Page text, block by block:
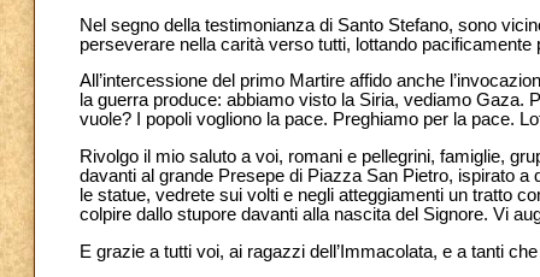
Nel segno della testimonianza di Santo Stefano, sono
perseverare nella carità verso tutti, lottando pacificamente
All’intercessione del primo Martire affido anche
la guerra produce: abbiamo visto la Siria, vediamo Gaza.
vuole? I popoli vogliono la pace. Preghiamo per la pace.
Rivolgo il mio saluto a voi, romani e pellegrini, famiglie,
davanti al grande Presepe di Piazza San Pietro, ispirato
le statue, vedrete sui volti e negli atteggiamenti un tratto
colpire dallo stupore davanti alla nascita del Signore. Vi
E grazie a tutti voi, ai ragazzi dell’Immacolata, e a tanti